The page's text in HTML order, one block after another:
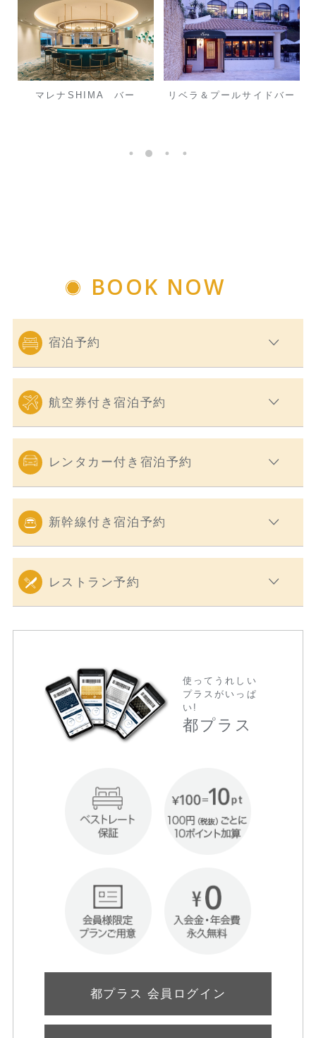
マレナSHIMA バー リベラ＆プールサイドバー
BOOK NOW
宿泊予約
航空券付き宿泊予約
レンタカー付き宿泊予約
新幹線付き宿泊予約
レストラン予約
使ってうれしい
プラスがいっぱ
い!
都プラス
都プラス 会員ログイン